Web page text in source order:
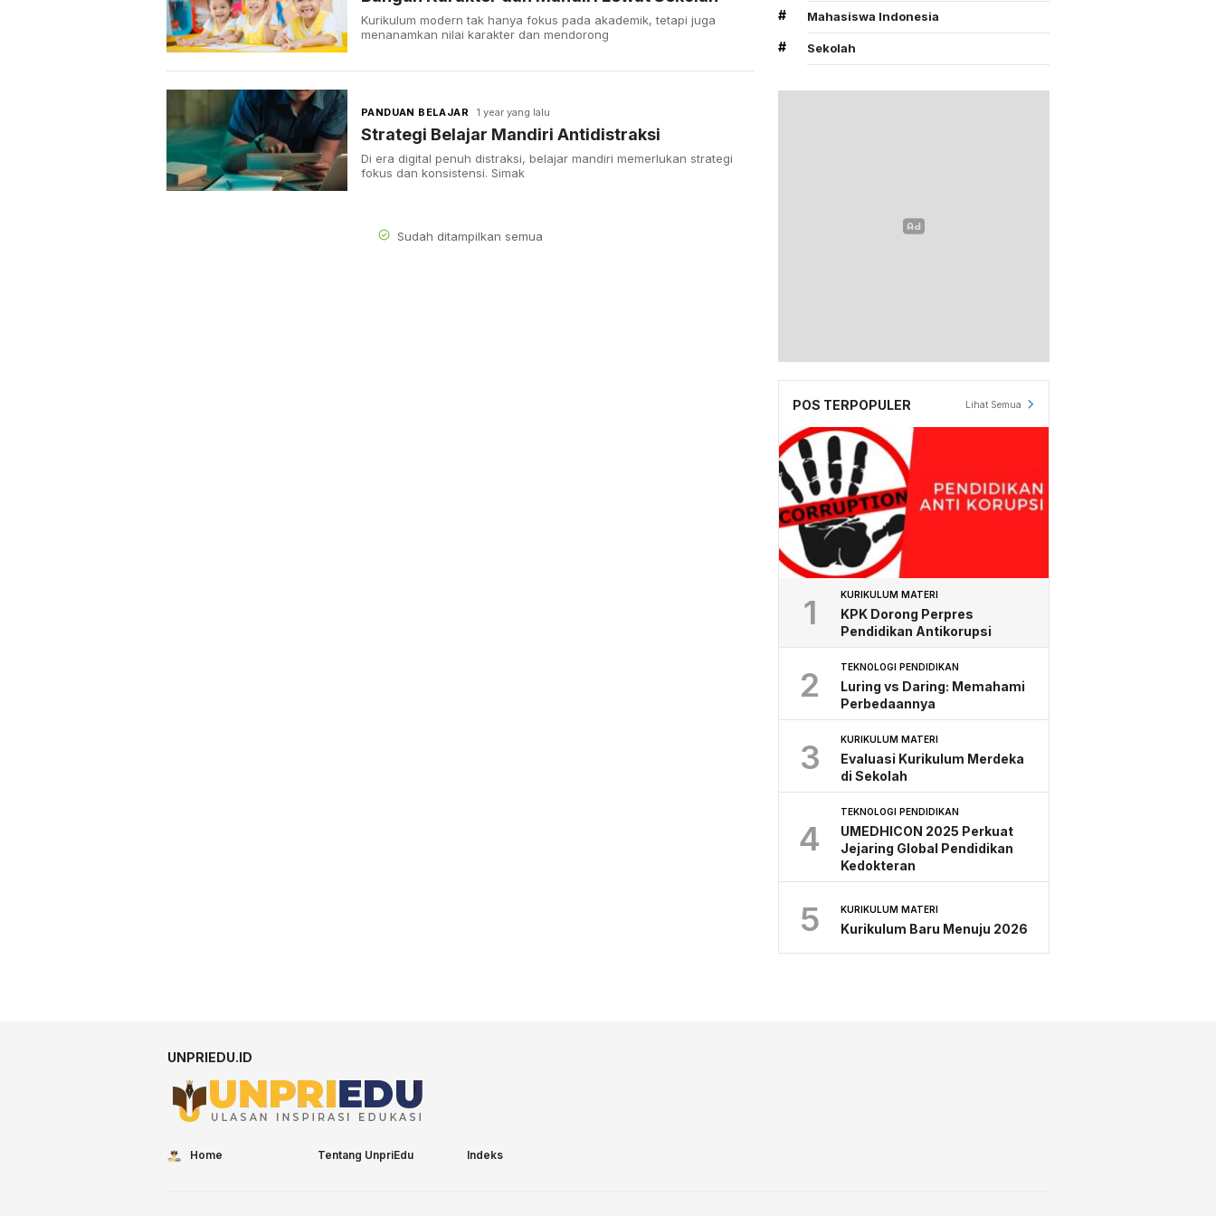
Kurikulum modern tak hanya fokus pada akademik, tetapi juga
menanamkan nilai karakter dan mendorong
PANDUAN BELAJAR 1 year yang lalu
Strategi Belajar Mandiri Antidistraksi
Di era digital penuh distraksi, belajar mandiri memerlukan strategi
fokus dan konsistensi. Simak
Sudah ditampilkan semua
# Mahasiswa Indonesia
# Sekolah
POS TERPOPULER Lihat Semua
1 KURIKULUM MATERI
KPK Dorong Perpres
Pendidikan Antikorupsi
2 TEKNOLOGI PENDIDIKAN
Luring vs Daring: Memahami
Perbedaannya
3 KURIKULUM MATERI
Evaluasi Kurikulum Merdeka
di Sekolah
4
TEKNOLOGI PENDIDIKAN
UMEDHICON 2025 Perkuat
Jejaring Global Pendidikan
Kedokteran
5 KURIKULUM MATERI
Kurikulum Baru Menuju 2026
UNPRIEDU.ID
Home Tentang UnpriEdu Indeks